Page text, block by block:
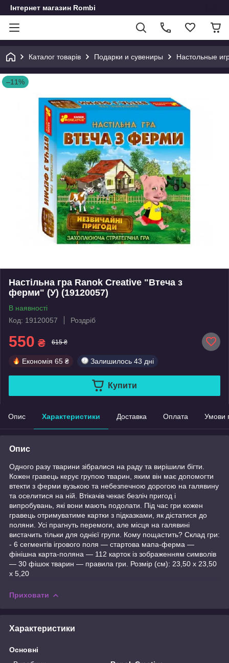
Інтернет магазин Rombi
Каталог товарів Подарки и сувениры Настольные
–11%
Настільна гра Ranok Creative "Втеча з
ферми" (У) (19120057)
В наявності
Код: 19120057
Роздріб
550 ₴ 615 ₴
Економія 65 ₴ Залишилось 43 дні
Купити
Опис Характеристики Доставка Оплата Умови
Опис
Одного разу тварини зібралися на раду та вирішили бігти.
Кожен гравець керує групою тварин, яким він має допомогти
втекти з ферми вузькою та небезпечною дорогою на галявину
та оселитися на ній. Втікачів чекає безліч пригод і
випробувань, які вони мають подолати. Під час гри кожен
гравець отримуватиме картки з підказками, як дістатися до
поляни. Усі прагнуть перемоги, але місця на галявині
вистачить тільки для однієї групи. Кому пощастить? Склад гри:
- 6 сегментів ігрового поля — стартова мапа-ферма —
фінішна карта-поляна — 112 карток із зображенням символів
— 30 фішок тварин — правила гри. Розмір (см): 23,50 x 23,50
x 5,20
Приховати
Характеристики
Основні